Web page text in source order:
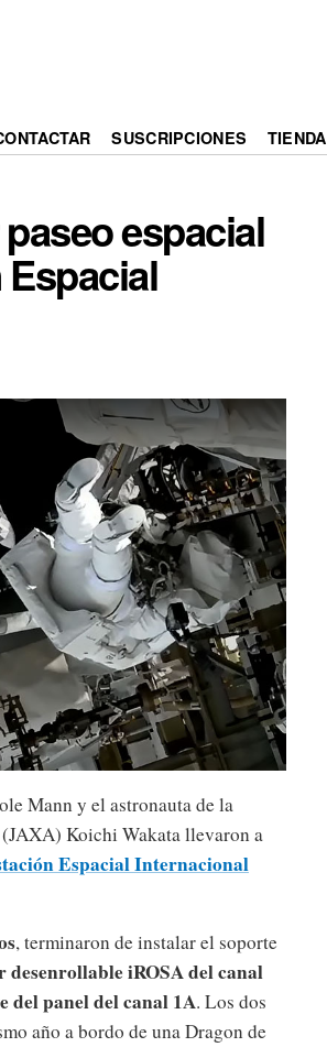
SUSCRIPCIONES TIENDA
espacial
Mann y el astronauta de la
Koichi Wakata llevaron a
Espacial Internacional
, terminaron de instalar el soporte
desenrollable iROSA del canal
del panel del canal 1A. Los dos
año a bordo de una Dragon de